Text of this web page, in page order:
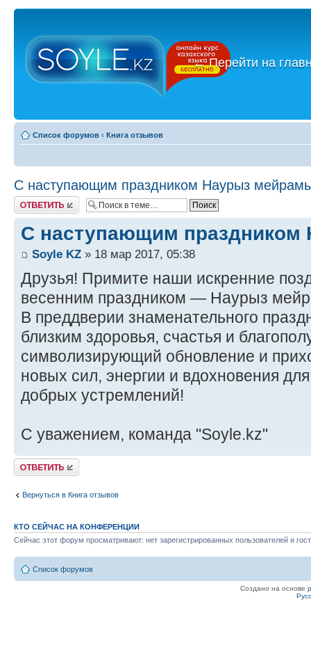
←Перейти на
Список форумов ‹ Книга отзывов
С наступающим праздником Наурыз
Ответить
С наступающим
Soyle KZ » 18 мар 2017, 05:38
Друзья! Примите наши искренние
весенним праздником — Наурыз
В преддверии знаменательного
близким здоровья, счастья и
символизирующий обновление и
новых сил, энергии и вдохновения
добрых устремлений!
С уважением, команда "Soyle.kz"
Ответить
Вернуться в Книга отзывов
КТО СЕЙЧАС НА КОНФЕРЕНЦИИ
Сейчас этот форум просматривают: нет зарегистрированных пользователей и
Список форумов
Создано на основе